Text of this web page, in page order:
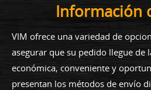
Información
VIM ofrece una variedad de
asegurar que su pedido llegue de
económica, conveniente y
presentan los métodos de envío